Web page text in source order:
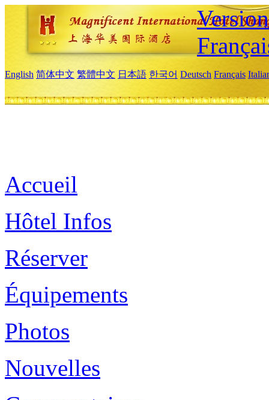
English 简体中文 繁體中文 日本語 한국어 Deutsch Français
Accueil
Hôtel Infos
Réserver
Équipements
Photos
Nouvelles